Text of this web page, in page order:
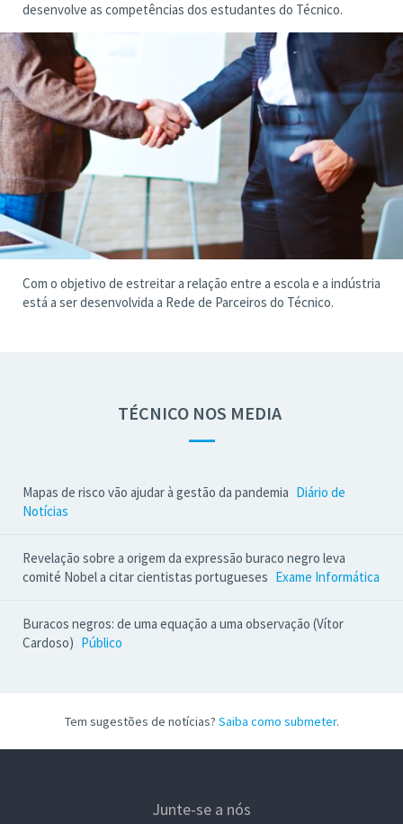
desenvolve as competências dos estudantes do Técnico.
Com o objetivo de estreitar a relação entre a escola e a indústria
está a ser desenvolvida a Rede de Parceiros do Técnico.
TÉCNICO NOS MEDIA
—
Mapas de risco vão ajudar à gestão da pandemia Diário de
Notícias
Revelação sobre a origem da expressão buraco negro leva
comité Nobel a citar cientistas portugueses Exame Informática
Buracos negros: de uma equação a uma observação (Vítor
Cardoso) Público
Tem sugestões de notícias? Saiba como submeter.
Junte-se a nós